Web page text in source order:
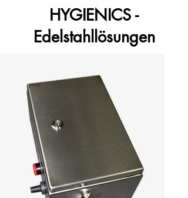
HYGIENICS -
Edelstahllösungen